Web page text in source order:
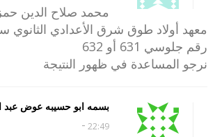
محمد صلاح الدين
معهد أولاد طوق شرق الأعدادي الثانوي
رقم جلوسي 631 أو 632
نرجو المساعدة في ظهور النتيجة
بسمه ابو حسيبه عوض عبد
22:49
-